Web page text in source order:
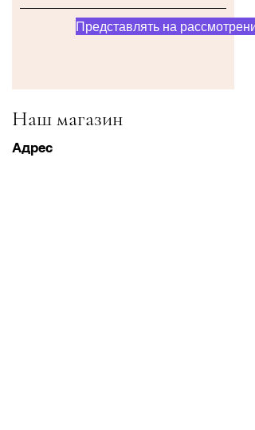
Представлять на
Наш магазин
Адрес